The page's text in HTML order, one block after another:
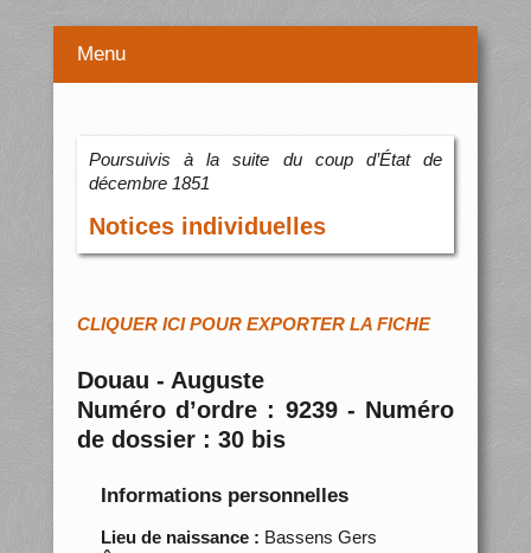
Menu
Poursuivis à la suite du coup d’État de
décembre 1851
Notices individuelles
CLIQUER ICI POUR EXPORTER LA FICHE
Douau - Auguste
Numéro d’ordre : 9239 - Numéro
de dossier : 30 bis
Informations personnelles
Lieu de naissance : Bassens Gers